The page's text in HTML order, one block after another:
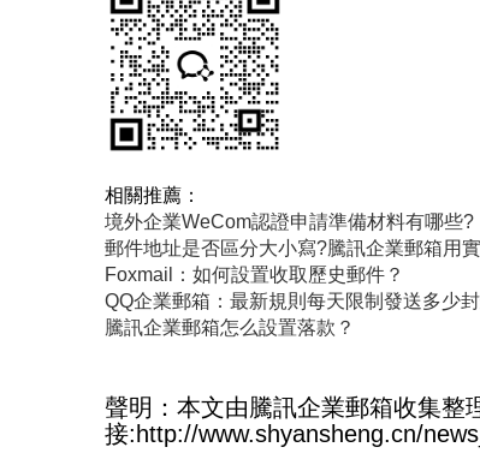
相關推薦：
境外企業WeCom認證申請準備材料有哪些?
郵件地址是否區分大小寫?騰訊企業郵箱用
Foxmail：如何設置收取歷史郵件？
QQ企業郵箱：最新規則每天限制發送多少
騰訊企業郵箱怎么設置落款？
聲明：本文由騰訊企業郵箱收集整
接:http://www.shyansheng.cn/